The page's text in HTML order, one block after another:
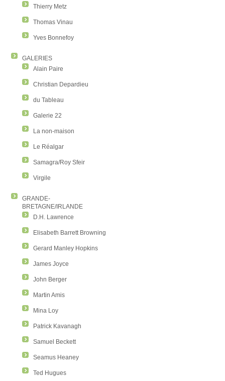
Thierry Metz
Thomas Vinau
Yves Bonnefoy
GALERIES
Alain Paire
Christian Depardieu
du Tableau
Galerie 22
La non-maison
Le Réalgar
Samagra/Roy Sfeir
Virgile
GRANDE-
BRETAGNE/IRLANDE
D.H. Lawrence
Elisabeth Barrett Browning
Gerard Manley Hopkins
James Joyce
John Berger
Martin Amis
Mina Loy
Patrick Kavanagh
Samuel Beckett
Seamus Heaney
Ted Hugues